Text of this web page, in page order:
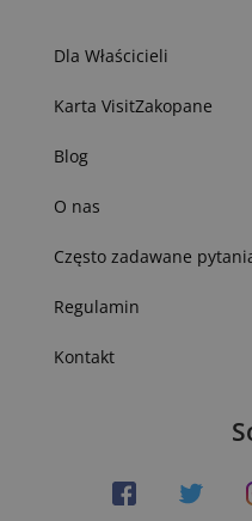
Dla Właścicieli
Karta VisitZakopane
Blog
O nas
Często zadawane
Regulamin
Kontakt